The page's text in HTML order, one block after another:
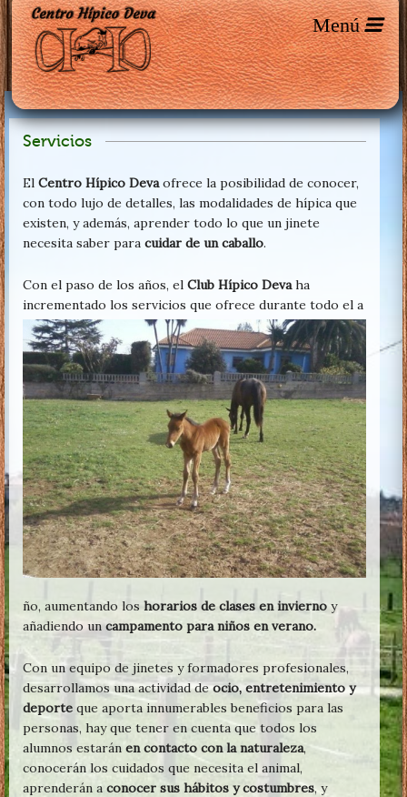
Servicios
El Centro Hípico Devaofrece la posibilidad de conocer,
con todo lujo de detalles, las modalidades de hípica que
existen, y además, aprender todo lo que un jinete
necesita saber para cuidar de un caballo.
Con el paso de los años, el Club Hípico Devaha
incrementado los servicios que ofrece durante todo el a
ño, aumentando los horarios de clases en invierno y
añadiendo uncampamento para niños en verano.
Con un equipo de jinetes y formadores profesionales,
desarrollamos una actividad deocio, entretenimiento y
deporte que aporta innumerables beneficios para las
personas, hay que tener en cuenta que todos los
alumnos estarán en contacto con la naturaleza,
conocerán los cuidados que necesita el animal,
aprenderán a conocer sus hábitos y costumbres, y